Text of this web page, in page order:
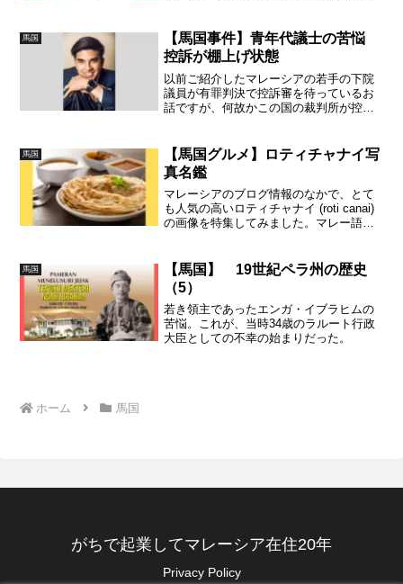
が、暗礁に乗り上げたプロジェクトの規
模に比べれば、小さな話です。
馬国
【馬国事件】青年代議士の苦悩
控訴が棚上げ状態
以前ご紹介したマレーシアの若手の下院
議員が有罪判決で控訴審を待っているお
話ですが、何故かこの国の裁判所が控訴
うです・・・先が見えないです。
馬国
【馬国グルメ】ロティチャナイ写
真名鑑
マレーシアのブログ情報のなかで、とて
も人気の高いロティチャナイ (roti canai)
の画像を特集してみました。マレー語の
パンですが、とてもロールパンとは思え
ない逸品です。
馬国
【馬国】 19世紀ペラ州の歴史
（5）
若き領主であったエンガ・イブラヒムの
苦悩。これが、当時34歳のラルート行政
大臣としての不幸の始まりだった。
ホーム 馬国
がちで起業してマレーシア在住20年
Privacy Policy